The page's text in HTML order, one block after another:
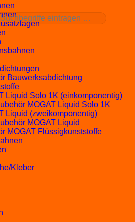
Bauwerksabdichtung
Liquid Solo 1K (einkomponentig)
MOGAT Liquid Solo 1K
Liquid (zweikomponentig)
MOGAT Liquid
MOGAT Flüssigkunststoffe
Kleber